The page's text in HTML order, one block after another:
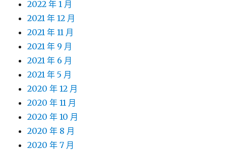
2022 年 1 月
2021 年 12 月
2021 年 11 月
2021 年 9 月
2021 年 6 月
2021 年 5 月
2020 年 12 月
2020 年 11 月
2020 年 10 月
2020 年 8 月
2020 年 7 月